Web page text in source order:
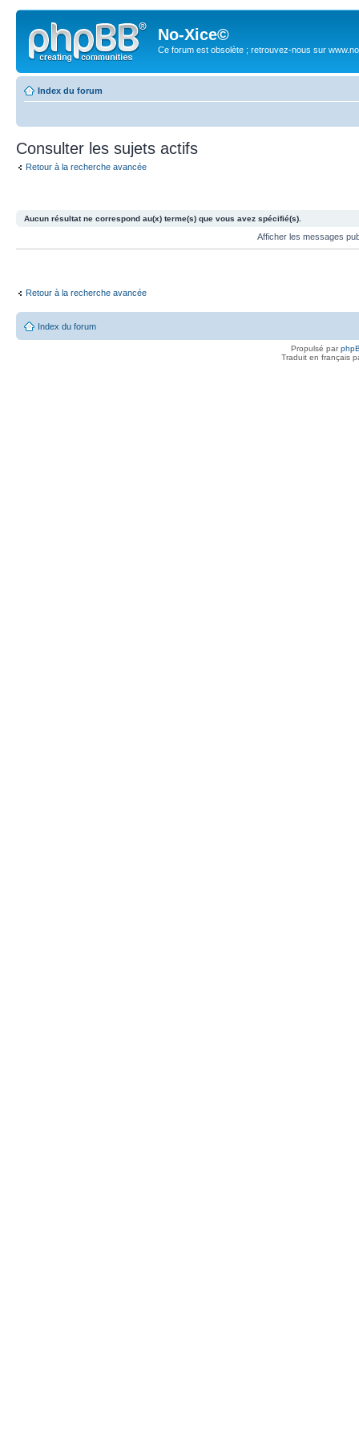
No-Xice©
Ce forum est obsolète ; retrouvez-nous sur
Index du forum
Consulter les sujets actifs
Retour à la recherche avancée
Aucun résultat ne correspond au(x) terme(s) que vous avez spécifié(s).
Afficher les messages
Retour à la recherche avancée
Index du forum
Propulsé par
Traduit en français